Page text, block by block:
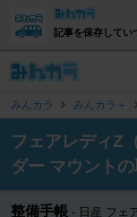
記事を保存してい
みんカラ みんカラ＋
フェアレディZ
ダー マウント
整備手帳 日産 フェ